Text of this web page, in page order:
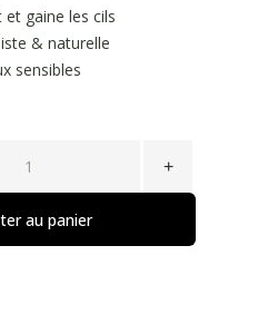
gaine les cils
& naturelle
sensibles
au panier